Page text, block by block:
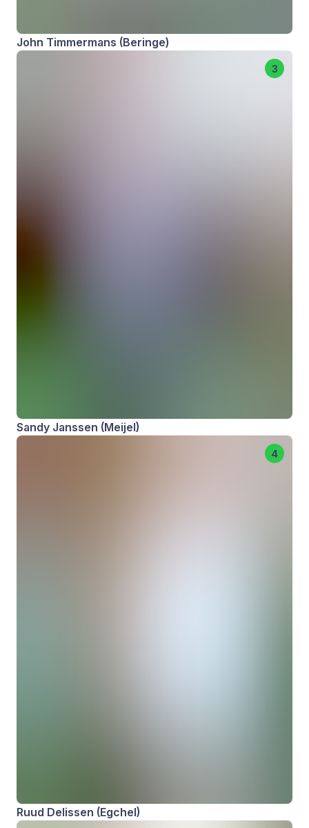
John Timmermans (Beringe)
3
Sandy Janssen (Meijel)
4
Ruud Delissen (Egchel)